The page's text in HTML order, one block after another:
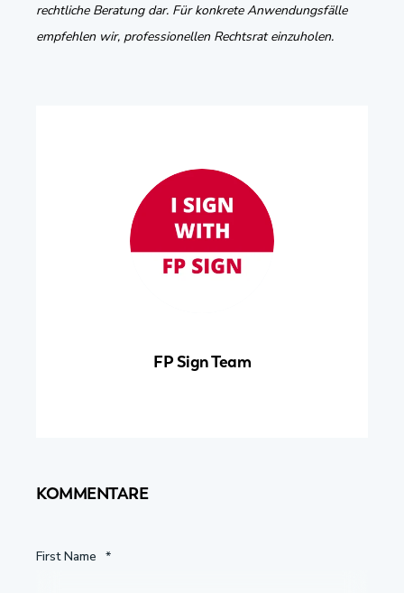
rechtliche Beratung dar. Für konkrete Anwendungsfälle
empfehlen wir, professionellen Rechtsrat einzuholen.
FP Sign Team
KOMMENTARE
First Name *